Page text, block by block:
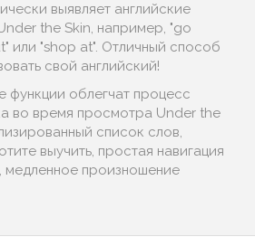
выявляет английские
the Skin, например, "go
или "shop at". Отличный способ
свой английский!
функции облегчат процесс
во время просмотра Under the
список слов,
выучить, простая навигация
медленное произношение